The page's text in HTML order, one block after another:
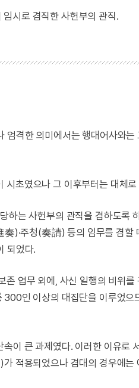
시로 겸직한 사헌부의 관직.
격한 의미에서는 행대어사와
시초였으나 그 이후부터는 대체
하는 사헌부의 관직을 겸하도
)·주청(奏請) 등의 임무를 겸할
되었다.
존 업무 외에, 사신 일행의 비위
인 이상의 대집단을 이루었
이 큰 과제였다. 이러한 이유로
적용되었으나 겸대의 경우에는